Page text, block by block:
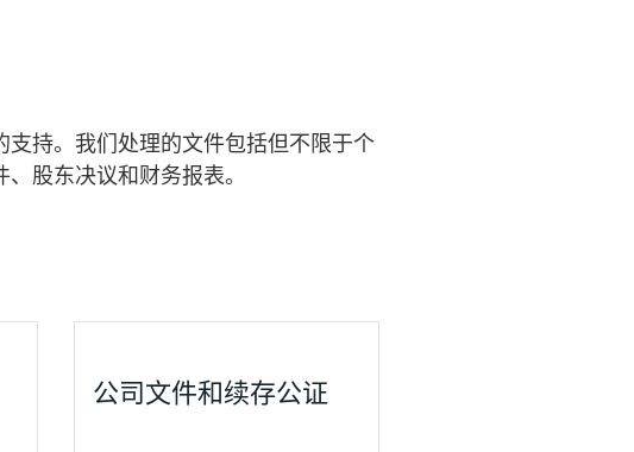
持。我们处理的文件包括但不限于个
股东决议和财务报表。
公司文件和续存公证